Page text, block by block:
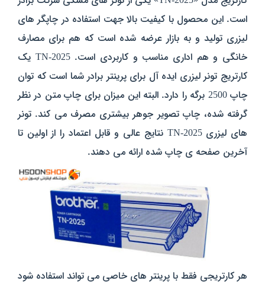
است. این محصول با کیفیت بالا جهت استفاده در چاپگر های
لیزری تولید و به بازار عرضه شده است که هم برای مصارف
خانگی و هم اداری مناسب و کاربردی است. TN-2025 یک
کارتریج تونر لیزری ایده آل برای پرینتر برادر شما است که توان
چاپ 2500 برگه را دارد. البته این میزان برای چاپ متن در نظر
گرفته شده، چاپ تصویر جوهر بیشتری مصرف می کند. تونر
های لیزری TN-2025 نتایج عالی و قابل اعتماد را از اولین تا
آخرین صفحه ی چاپ شده ارائه می دهند.
هر کارتریجی فقط با پرینتر های خاصی می تواند استفاده شود